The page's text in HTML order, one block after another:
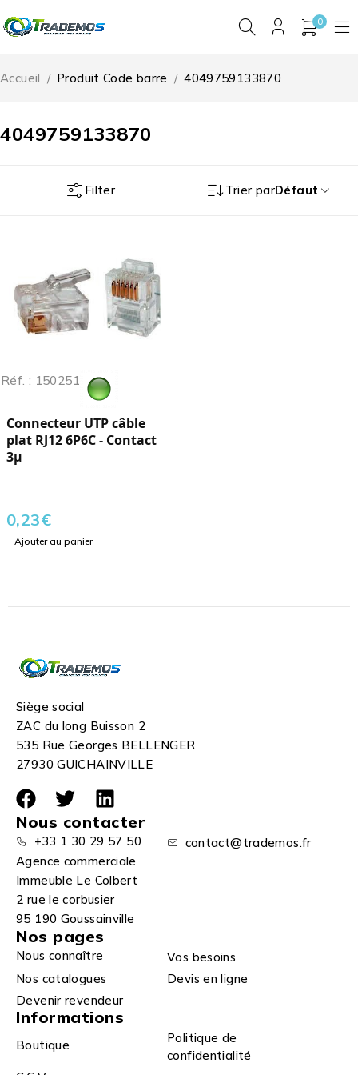
0
4049759133870
Accueil / Produit Code barre / 4049759133870
Filter Trier parDéfaut
Réf. : 150251
Connecteur UTP câble
plat RJ12 6P6C - Contact
3µ
0,23€
Ajouter au panier
Siège social
ZAC du long Buisson 2
535 Rue Georges BELLENGER
27930 GUICHAINVILLE
Nous contacter
+33 1 30 29 57 50
contact@trademos.fr
Agence commerciale
Immeuble Le Colbert
2 rue le corbusier
95 190 Goussainville
Nos pages
Nous connaître
Vos besoins
Nos catalogues
Devis en ligne
Devenir revendeur
Informations
Boutique
Politique de
confidentialité